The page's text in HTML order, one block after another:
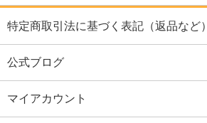
特定商取引法に基づく表記（返品など）
公式ブログ
マイアカウント